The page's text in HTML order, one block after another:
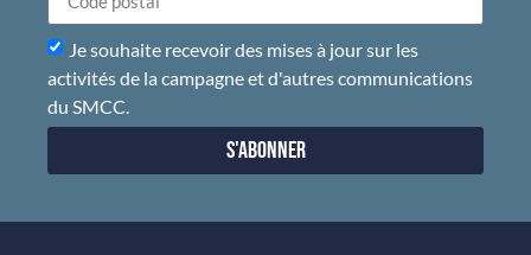
Je souhaite recevoir des mises à jour sur les
activités de la campagne et d'autres communications
du SMCC.
S'abonner